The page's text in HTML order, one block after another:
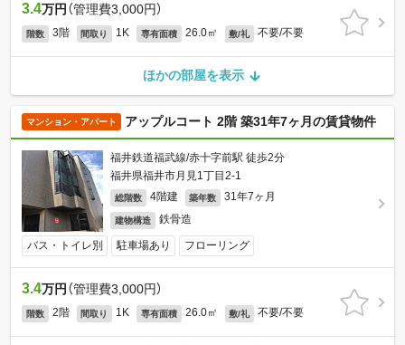
3.4万円 （管理費3,000円）
階数 3階 間取り 1K 専有面積 26.0㎡ 敷/礼 不要/不要
ほかの部屋を表示
マンション・アパート アップルコート 2階 築31年7ヶ月の賃貸物件
福井鉄道福武線/赤十字前駅 徒歩2分
福井県福井市月見1丁目2-1
総階数 4階建 築年数 31年7ヶ月
建物構造 鉄骨造
バス・トイレ別 駐車場あり フローリング
3.4万円 （管理費3,000円）
階数 2階 間取り 1K 専有面積 26.0㎡ 敷/礼 不要/不要